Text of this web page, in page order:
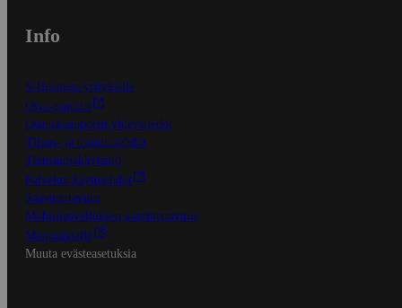
Info
S-Business yrityksille
Oiva-raportit
Osuuskauppojen yhteystiedot
Tilaus- ja toimitusehdot
Tietosuojakäytäntö
Palvelun käyttöehdot
Saavutettavuus
Mobiilisovelluksen saavutettavuus
Mainostajalle
Muuta evästeasetuksia